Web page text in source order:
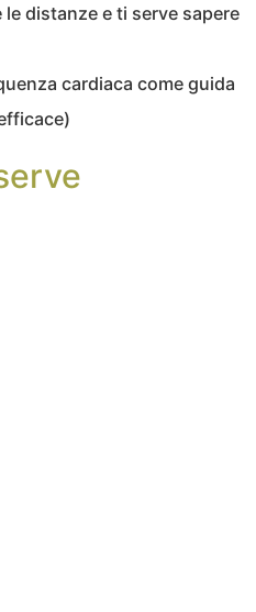
distanze e ti serve sapere
cardiaca come guida